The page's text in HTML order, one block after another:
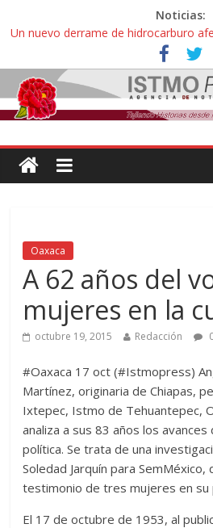
Noticias:
Un nuevo derrame de hidrocarburo
ahora pescadores de Salinas del
Pemex
Ángel, el joven autista expulsado por
Ixtepec, Oaxaca vuelve a las aulas
Familiares de periodista Alejandro
intelectuales de su asesinato
Alertan pescadores de Juchitán,
Oaxaca
A 62 años del
mujeres en la
octubre 19, 2015 Redacción
#Oaxaca 17 oct (#Istmopress)
Martínez, originaria de Chiapas,
Ixtepec, Istmo de Tehuantepec,
analiza a sus 83 años los
política. Se trata de una
Soledad Jarquín para SemMéxico,
testimonio de tres mujeres en su
El 17 de octubre de 1953, al